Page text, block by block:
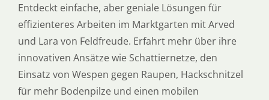
Entdeckt einfache, aber geniale Lösungen für
effizienteres Arbeiten im Marktgarten mit Arved
und Lara von Feldfreude. Erfahrt mehr über ihre
innovativen Ansätze wie Schattiernetze, den
Einsatz von Wespen gegen Raupen, Hackschnitzel
für mehr Bodenpilze und einen mobilen